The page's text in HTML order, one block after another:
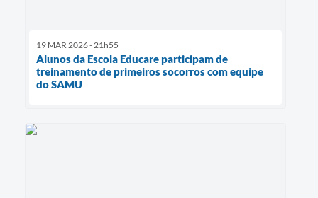
19 MAR 2026 - 21h55
Alunos da Escola Educare participam de
treinamento de primeiros socorros com equipe
do SAMU